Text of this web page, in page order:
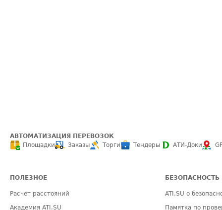
АВТОМАТИЗАЦИЯ ПЕРЕВОЗОК
Площадки
Заказы Торги Тендеры АТИ-Доки
ПОЛЕЗНОЕ
Расчет расстояний
Академия ATI.SU
БЕЗОПАСНОСТЬ
ATI.SU о
Памятка по